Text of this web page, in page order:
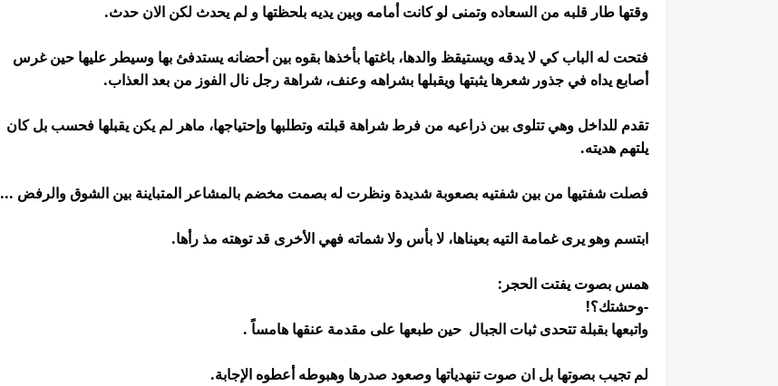
وقتها طار قلبه من السعاده وتمنى لو كانت أمامه وبين يديه بلحظتها و لم يحدث لكن الان حدث.
فتحت له الباب كي لا يدقه ويستيقظ والدها، باغتها بأخذها بقوه بين أحضانه يستدفئ بها وسيطر عليها حين غرس
أصابع يداه في جذور شعرها يثبتها ويقبلها بشراهه وعنف، شراهة رجل نال الفوز من بعد العذاب.
تقدم للداخل وهي تتلوى بين ذراعيه من فرط شراهة قبلته وتطلبها وإحتياجها، ماهر لم يكن يقبلها فحسب بل كان
يلتهم هديته.
فصلت شفتيها من بين شفتيه بصعوبة شديدة ونظرت له بصمت مخضم بالمشاعر المتباينة بين الشوق والرفض ...
ابتسم وهو يرى غمامة التيه بعيناها، لا بأس ولا شماته فهي الأخرى قد توهته مذ رأها.
همس بصوت يفتت الحجر:
-وحشتك؟!
واتبعها بقبلة تتحدى ثبات الجبال حين طبعها على مقدمة عنقها هامساً .
لم تجيب بصوتها بل ان صوت تنهدياتها وصعود صدرها وهبوطه أعطوه الإجابة.